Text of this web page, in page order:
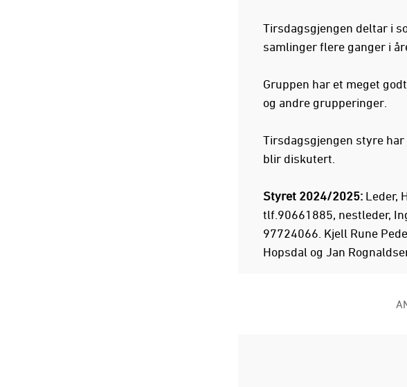
Tirsdagsgjengen deltar i
samlinger flere ganger i
Gruppen har et meget
og andre grupperinger.
Tirsdagsgjengen styre
blir diskutert.
Styret 2024/2025: Leder,
tlf.90661885, nestleder,
97724066. Kjell Rune
Hopsdal og Jan